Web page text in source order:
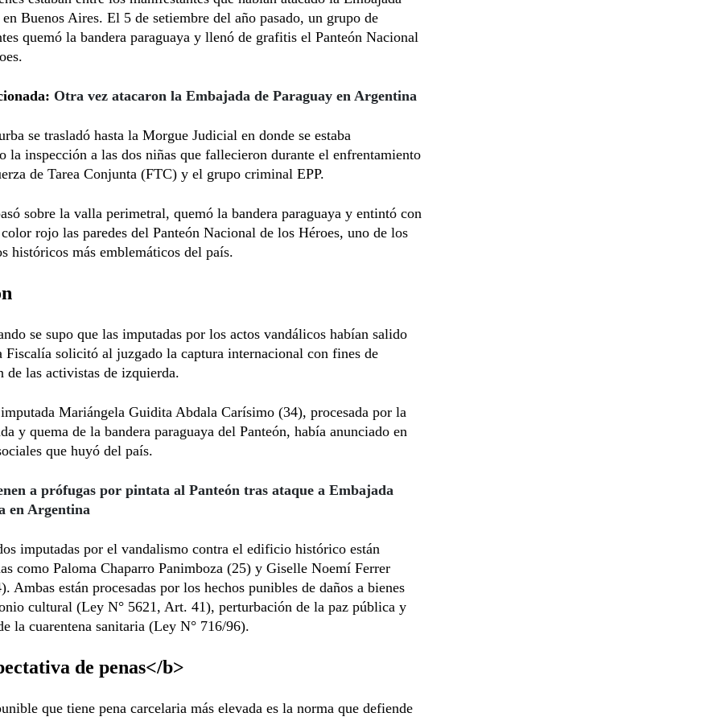
en Buenos Aires. El 5 de setiembre del año pasado, un grupo de
quemó la bandera paraguaya y llenó de grafitis el Panteón Nacional
Otra vez atacaron la Embajada de Paraguay en Argentina
se trasladó hasta la Morgue Judicial en donde se estaba
la inspección a las dos niñas que fallecieron durante el enfrentamiento
de Tarea Conjunta (FTC) y el grupo criminal EPP.
sobre la valla perimetral, quemó la bandera paraguaya y entintó con
rojo las paredes del Panteón Nacional de los Héroes, uno de los
históricos más emblemáticos del país.
se supo que las imputadas por los actos vandálicos habían salido
Fiscalía solicitó al juzgado la captura internacional con fines de
de las activistas de izquierda.
Mariángela Guidita Abdala Carísimo (34), procesada por la
y quema de la bandera paraguaya del Panteón, había anunciado en
que huyó del país.
a prófugas por pintata al Panteón tras ataque a Embajada
en Argentina
imputadas por el vandalismo contra el edificio histórico están
como Paloma Chaparro Panimboza (25) y Giselle Noemí Ferrer
Ambas están procesadas por los hechos punibles de daños a bienes
cultural (Ley N° 5621, Art. 41), perturbación de la paz pública y
la cuarentena sanitaria (Ley N° 716/96).
de penas</b>
que tiene pena carcelaria más elevada es la norma que defiende